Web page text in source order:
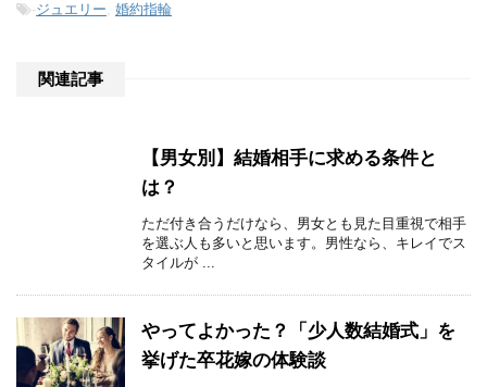
-ジュエリー, 婚約指輪
関連記事
【男女別】結婚相手に求める条件と
は？
ただ付き合うだけなら、男女とも見た目重視で相手
を選ぶ人も多いと思います。男性なら、キレイでス
タイルが ...
やってよかった？「少人数結婚式」を
挙げた卒花嫁の体験談